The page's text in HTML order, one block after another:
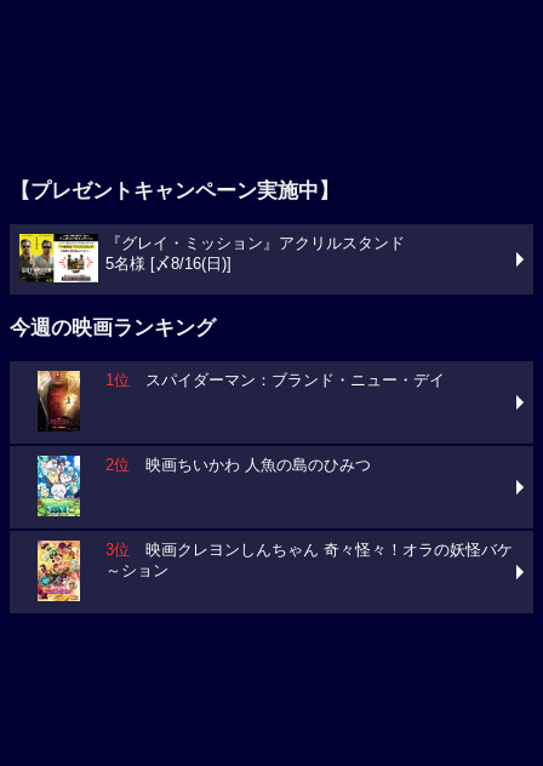
【プレゼントキャンペーン実施中】
『グレイ・ミッション』アクリルスタンド
5名様 [〆8/16(日)]
今週の映画ランキング
1位 スパイダーマン：ブランド・ニュー・デイ
2位 映画ちいかわ 人魚の島のひみつ
3位 映画クレヨンしんちゃん 奇々怪々！オラの妖怪バケ
～ション